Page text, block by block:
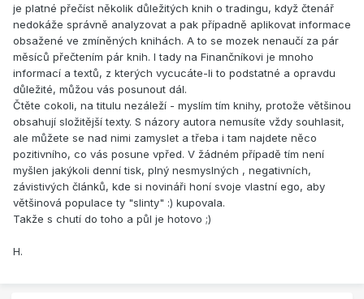
je platné přečíst několik důležitých knih o tradingu, když čtenář
nedokáže správně analyzovat a pak případně aplikovat informace
obsažené ve zmíněných knihách. A to se mozek nenaučí za pár
měsíců přečtením pár knih. I tady na Finančníkovi je mnoho
informací a textů, z kterých vycucáte-li to podstatné a opravdu
důležité, můžou vás posunout dál.
Čtěte cokoli, na titulu nezáleží - myslím tím knihy, protože většinou
obsahují složitější texty. S názory autora nemusíte vždy souhlasit,
ale můžete se nad nimi zamyslet a třeba i tam najdete něco
pozitivního, co vás posune vpřed. V žádném případě tím není
myšlen jakýkoli denní tisk, plný nesmyslných , negativních,
závistivých článků, kde si novináři honí svoje vlastní ego, aby
většinová populace ty "slinty" :) kupovala.
Takže s chutí do toho a půl je hotovo ;)
H.